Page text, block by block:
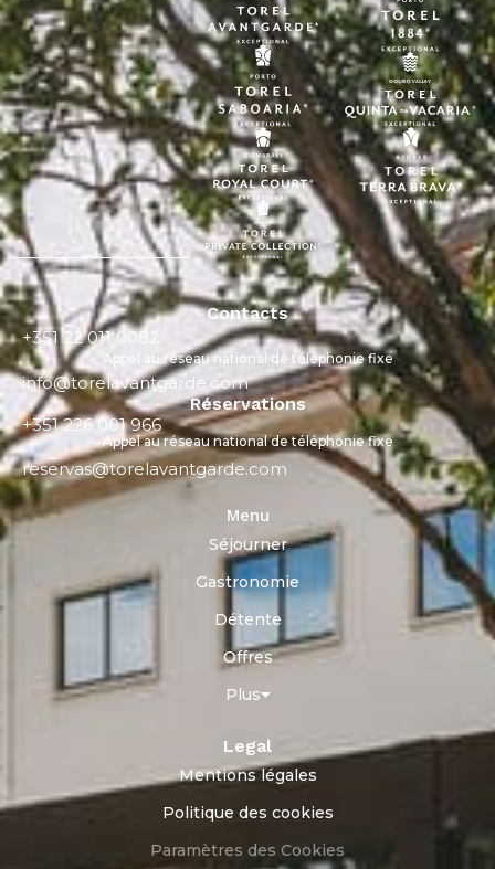
Contacts
+351 22 011 0082
Appel au réseau national de téléphonie fixe
info@torelavantgarde.com
Réservations
+351 226 001 966
Appel au réseau national de téléphonie fixe
reservas@torelavantgarde.com
Menu
Séjourner
Gastronomie
Détente
Offres
Plus
Legal
Mentions légales
Politique des cookies
Paramètres des Cookies